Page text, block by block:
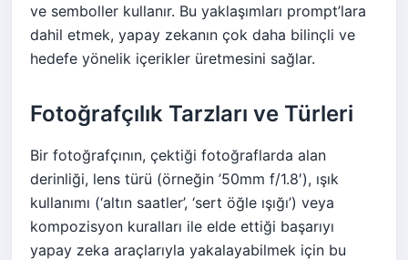
ve semboller kullanır. Bu yaklaşımları prompt’lara
dahil etmek, yapay zekanın çok daha bilinçli ve
hedefe yönelik içerikler üretmesini sağlar.
Fotoğrafçılık Tarzları ve Türleri
Bir fotoğrafçının, çektiği fotoğraflarda alan
derinliği, lens türü (örneğin ’50mm f/1.8′), ışık
kullanımı (‘altın saatler’, ‘sert öğle ışığı’) veya
kompozisyon kuralları ile elde ettiği başarıyı
yapay zeka araçlarıyla yakalayabilmek için bu